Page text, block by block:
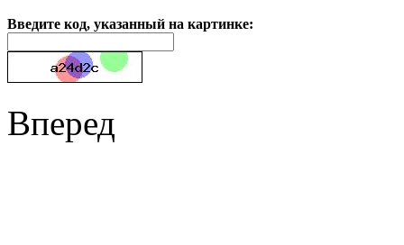
Введите код, указанный на картинке:
Вперед